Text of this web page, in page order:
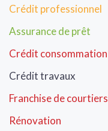
Crédit professionnel
Assurance de prêt
Crédit consommation
Crédit travaux
Franchise de courtiers
Rénovation